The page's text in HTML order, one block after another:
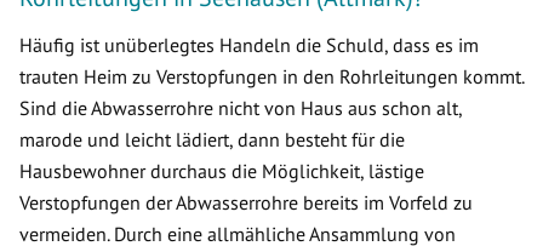
Häufig ist unüberlegtes Handeln die Schuld, dass es im
trauten Heim zu Verstopfungen in den Rohrleitungen kommt.
Sind die Abwasserrohre nicht von Haus aus schon alt,
marode und leicht lädiert, dann besteht für die
Hausbewohner durchaus die Möglichkeit, lästige
Verstopfungen der Abwasserrohre bereits im Vorfeld zu
vermeiden. Durch eine allmähliche Ansammlung von